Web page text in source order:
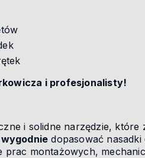
i profesjonalisty!
i solidne narzędzie,
dopasować nasadki
prac montażowych,